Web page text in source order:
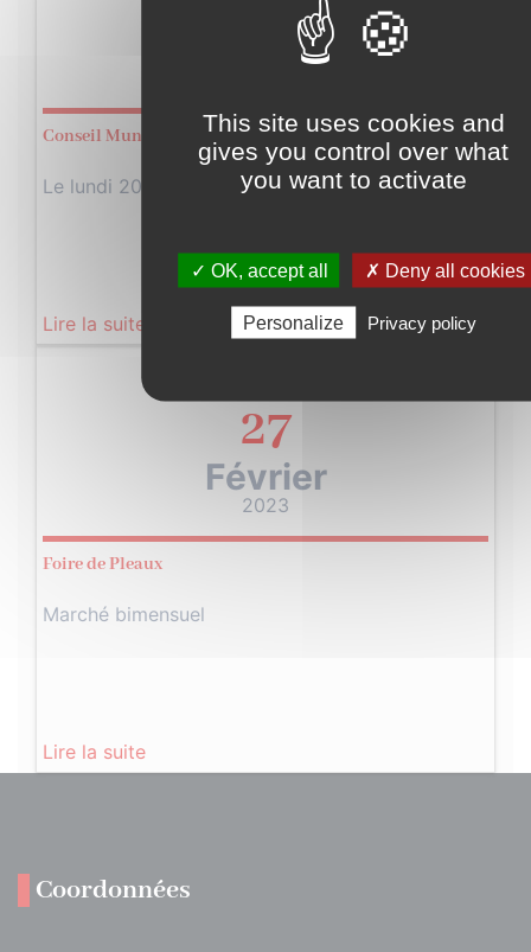
Février
Conseil Municipal
Le lundi 20 février 2023 à 19h00…
Lire la suite
27
Février
2023
Foire de Pleaux
Marché bimensuel
Lire la suite
Coordonnées
This site uses cookies and
gives you control over what
you want to activate
✓ OK, accept all ✗ Deny all cookies
Personalize Privacy policy